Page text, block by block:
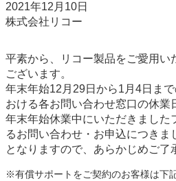
2021年12月10日
株式会社リコー
平素から、リコー製品をご愛用い
ございます。
年末年始12月29日から1月4日ま
おける各お問い合わせ窓口の休業
年末年始休業中にいただきました
るお問い合わせ・お申込につき
となりますので、あらかじめご了
※有償サポートをご契約のお客様は下